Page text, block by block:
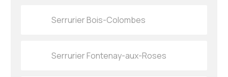
Serrurier Bois-Colombes
Serrurier Fontenay-aux-Roses